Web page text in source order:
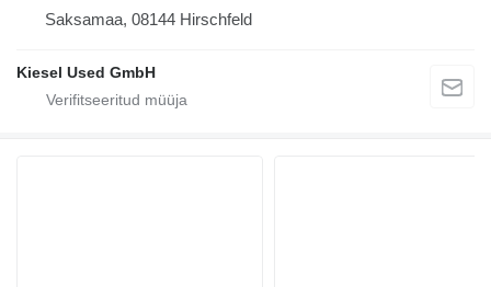
Saksamaa, 08144 Hirschfeld
Kiesel Used GmbH